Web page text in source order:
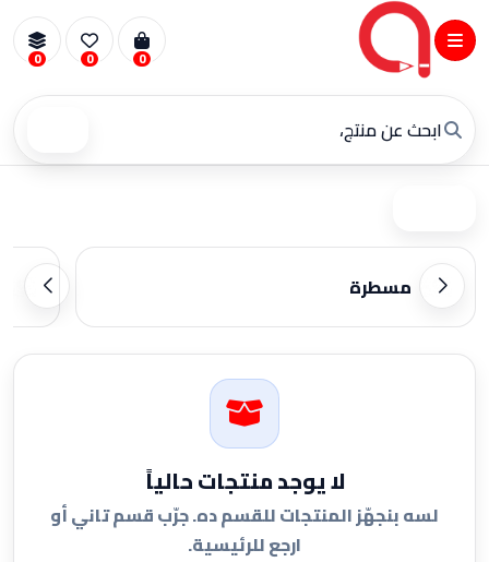
0
0
0
مسطرة
لا يوجد منتجات حالياً
لسه بنجهّز المنتجات للقسم ده. جرّب قسم تاني أو
ارجع للرئيسية.